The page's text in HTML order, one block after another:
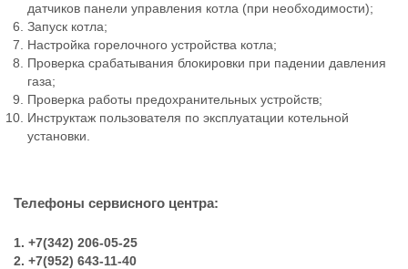
датчиков панели управления котла (при необходимости);
Запуск котла;
Настройка горелочного устройства котла;
Проверка срабатывания блокировки при падении давления
газа;
Проверка работы предохранительных устройств;
Инструктаж пользователя по эксплуатации котельной
установки.
Телефоны сервисного центра:
1. +7(342) 206-05-25
2. +7(952) 643-11-40